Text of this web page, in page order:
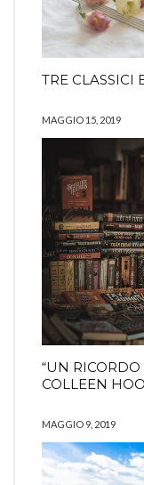
TRE CLASSICI
MAGGIO 15, 2019
“UN
COLLEEN
MAGGIO 9, 2019